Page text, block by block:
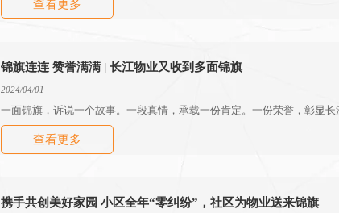
查看更多
锦旗连连 赞誉满满 | 长江物业又收到多面锦旗
2024/04/01
一面锦旗，诉说一个故事。一段真情，承载一份肯定。一份荣誉，彰显长
查看更多
携手共创美好家园 小区全年“零纠纷”，社区为物业送来锦旗